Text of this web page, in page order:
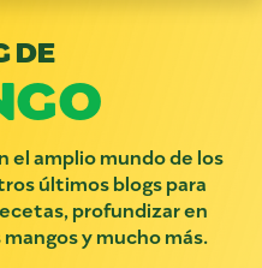
DE
el amplio mundo de los
últimos blogs para
profundizar en
y mucho más.